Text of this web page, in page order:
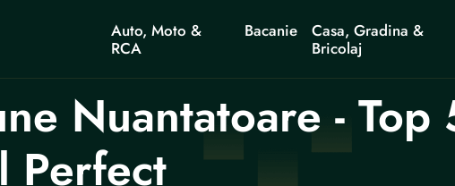
Auto, Moto &
RCA
Bacanie
Casa, Gradina &
Bricolaj
Nuantatoare - Top
Perfect